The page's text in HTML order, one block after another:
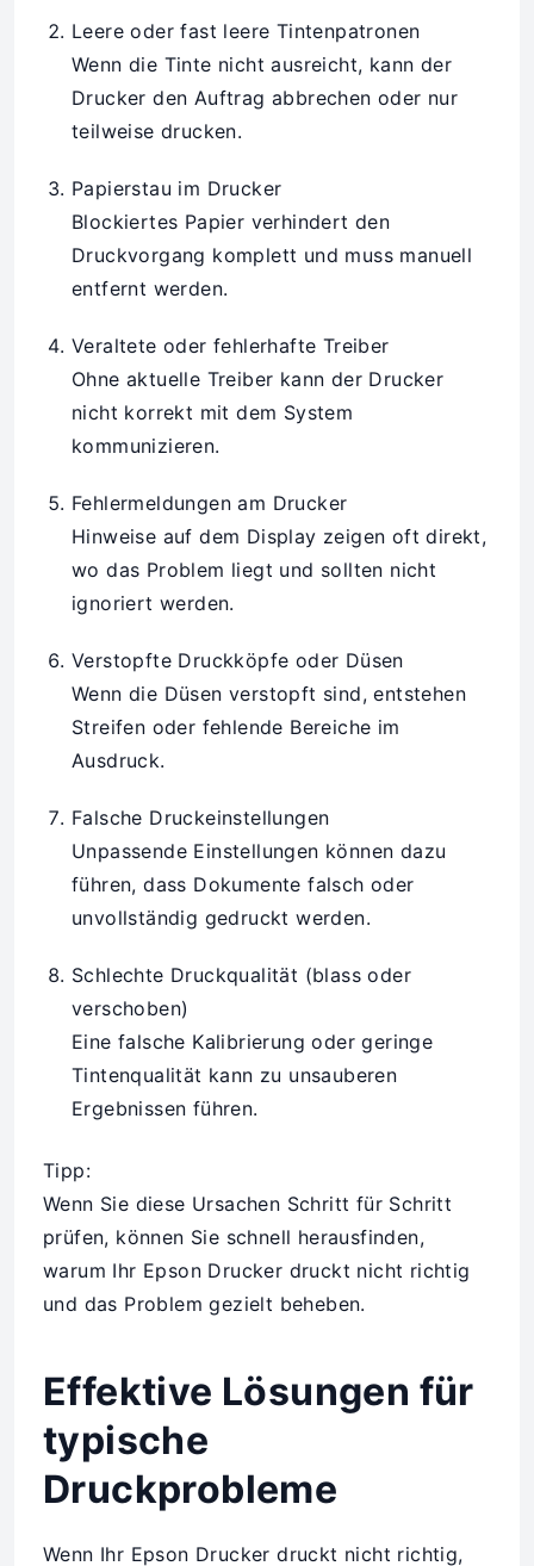
Leere oder fast leere Tintenpatronen
Wenn die Tinte nicht ausreicht, kann der
Drucker den Auftrag abbrechen oder nur
teilweise drucken.
Papierstau im Drucker
Blockiertes Papier verhindert den
Druckvorgang komplett und muss manuell
entfernt werden.
Veraltete oder fehlerhafte Treiber
Ohne aktuelle Treiber kann der Drucker
nicht korrekt mit dem System
kommunizieren.
Fehlermeldungen am Drucker
Hinweise auf dem Display zeigen oft direkt,
wo das Problem liegt und sollten nicht
ignoriert werden.
Verstopfte Druckköpfe oder Düsen
Wenn die Düsen verstopft sind, entstehen
Streifen oder fehlende Bereiche im
Ausdruck.
Falsche Druckeinstellungen
Unpassende Einstellungen können dazu
führen, dass Dokumente falsch oder
unvollständig gedruckt werden.
Schlechte Druckqualität (blass oder
verschoben)
Eine falsche Kalibrierung oder geringe
Tintenqualität kann zu unsauberen
Ergebnissen führen.
Tipp:
Wenn Sie diese Ursachen Schritt für Schritt
prüfen, können Sie schnell herausfinden,
warum Ihr Epson Drucker druckt nicht richtig
und das Problem gezielt beheben.
Effektive Lösungen für
typische
Druckprobleme
Wenn Ihr Epson Drucker druckt nicht richtig,